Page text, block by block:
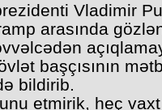
Vladimir
arasında
başçısının
bildirib.
etmirik, heç